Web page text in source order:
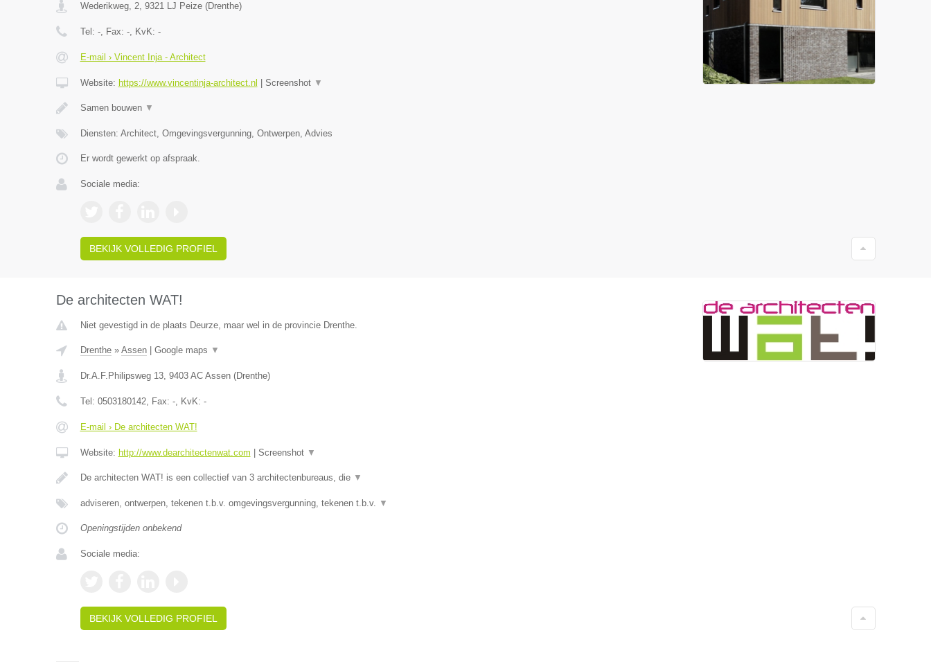
Wederikweg, 2, 9321 LJ Peize(Drenthe)
Tel: -, Fax: -, KvK: -
E-mail › Vincent Inja - Architect
Website: https://www.vincentinja-architect.nl Screenshot ▼
Samen bouwen ▼
Diensten: Architect, Omgevingsvergunning, Ontwerpen, Advies
Er wordt gewerkt op afspraak.
Sociale media:
BEKIJK VOLLEDIG PROFIEL
De architecten WAT!
Niet gevestigd in de plaats Deurze, maar wel in de provincie Drenthe.
Drenthe» Assen| Google maps ▼
Dr.A.F.Philipsweg 13, 9403 AC Assen(Drenthe)
Tel: 0503180142, Fax: -, KvK: -
E-mail › De architecten WAT!
Website: http://www.dearchitectenwat.com Screenshot ▼
De architecten WAT! is een collectief van 3 architectenbureaus, die ▼
adviseren, ontwerpen, tekenen t.b.v. omgevingsvergunning, tekenen t.b.v. ▼
Openingstijden onbekend
Sociale media:
BEKIJK VOLLEDIG PROFIEL